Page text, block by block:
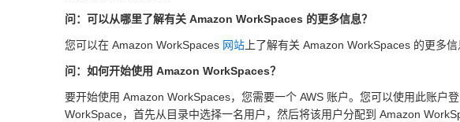
问：可以从哪里了解有关 Amazon WorkSpaces 的更多信息？
您可以在 Amazon WorkSpaces 网站 上了解有关 Amazon WorkSpaces 的更多信
问：如何开始使用 Amazon WorkSpaces？
要开始使用 Amazon WorkSpaces，您需要一个 AWS 账户。您可以使用此账户
WorkSpace，首先从目录中选择一名用户，然后将该用户分配到 Amazon